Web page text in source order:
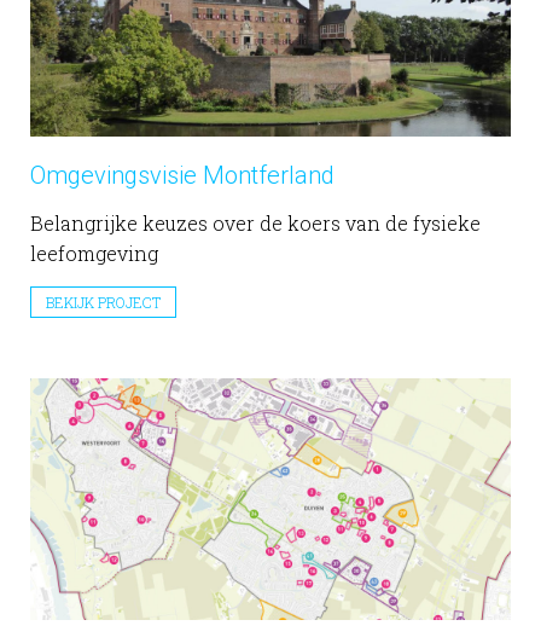
Omgevingsvisie Montferland
Belangrijke keuzes over de koers van de fysieke
leefomgeving
BEKIJK PROJECT